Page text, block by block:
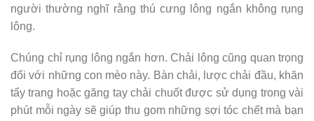
người thường nghĩ rằng thú cưng lông ngắn không rụng
lông.
Chúng chỉ rụng lông ngắn hơn. Chải lông cũng quan trọng
đối với những con mèo này. Bàn chải, lược chải đầu, khăn
tẩy trang hoặc găng tay chải chuốt được sử dụng trong vài
phút mỗi ngày sẽ giúp thu gom những sợi tóc chết mà bạn